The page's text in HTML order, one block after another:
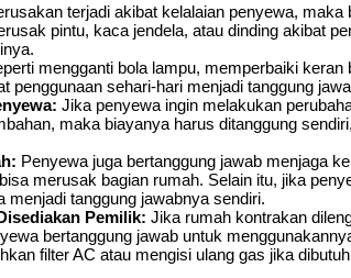
terjadi akibat kelalaian penyewa, maka
pintu, kaca jendela, atau dinding akibat
mengganti bola lampu, memperbaiki
sehari-hari menjadi tanggung
Jika penyewa ingin melakukan
maka biayanya harus ditanggung
Penyewa juga bertanggung jawab menjaga
merusak bagian rumah. Selain itu, jika
tanggung jawabnya sendiri.
Pemilik: Jika rumah kontrakan
bertanggung jawab untuk
filter AC atau mengisi ulang gas jika